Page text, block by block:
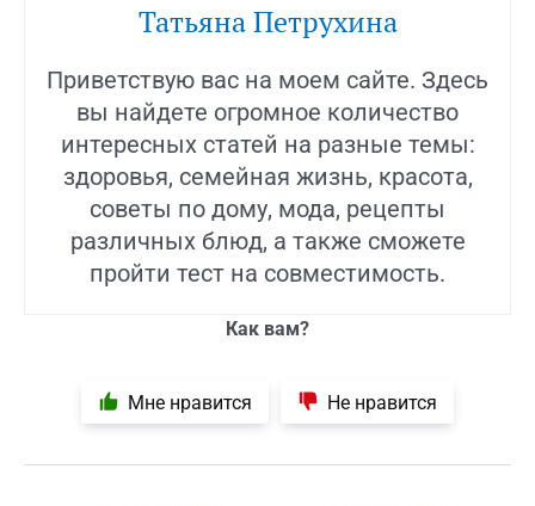
Татьяна Петрухина
Приветствую вас на моем сайте. Здесь
вы найдете огромное количество
интересных статей на разные темы:
здоровья, семейная жизнь, красота,
советы по дому, мода, рецепты
различных блюд, а также сможете
пройти тест на совместимость.
Как вам?
Мне нравится Не нравится